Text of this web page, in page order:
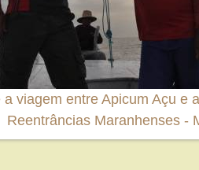
viagem entre Apicum Açu e
Reentrâncias Maranhenses -